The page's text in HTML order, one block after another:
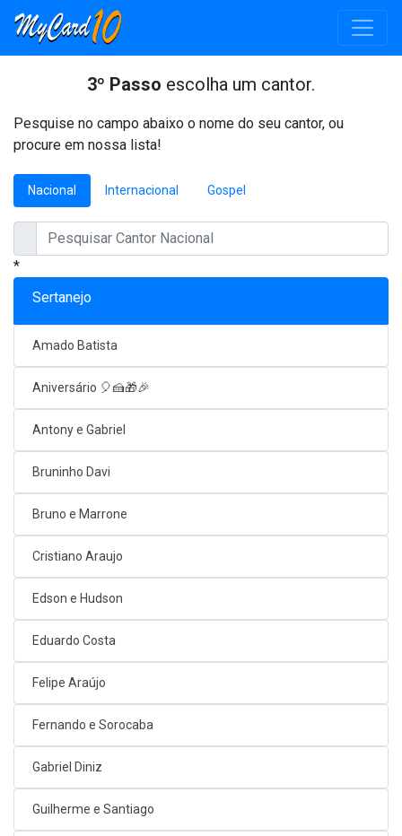
3º Passo escolha um cantor.
Pesquise no campo abaixo o nome do seu cantor, ou
procure em nossa lista!
Nacional Internacional Gospel
*
Sertanejo
Amado Batista
Aniversário 🎈🍰🎁🎉
Antony e Gabriel
Bruninho Davi
Bruno e Marrone
Cristiano Araujo
Edson e Hudson
Eduardo Costa
Felipe Araújo
Fernando e Sorocaba
Gabriel Diniz
Guilherme e Santiago